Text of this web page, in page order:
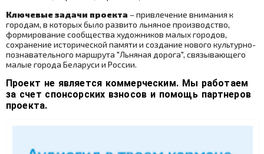
Ключевые задачи проекта – привлечение внимания к
городам, в которых было развито льняное производство,
формирование сообщества художников малых городов,
сохранение исторической памяти и создание нового культурно-
познавательного маршрута "Льняная дорога", связывающего
малые города Беларуси и России.
Проект не является коммерческим. Мы работаем
за счет спонсорских взносов и помощь партнеров
проекта.